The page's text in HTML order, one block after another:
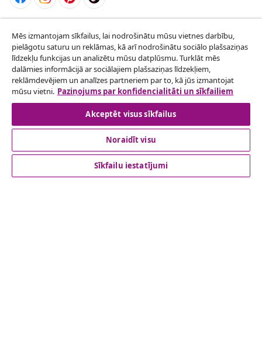
Atteikties no līguma
Iesniegt pieprasījumu par atteikšanos no
pasūtījuma.
Atteikties no līguma
klientu apkalpoanaš
Uzņēmējdarbība
Mēs izmantojam sīkfailus, lai nodrošinātu mūsu vietnes darbību,
pielāgotu saturu un reklāmas, kā arī nodrošinātu sociālo plašsaziņas
līdzekļu funkcijas un analizētu mūsu datplūsmu. Turklāt mēs
dalāmies informācijā ar sociālajiem plašsaziņas līdzekļiem,
reklāmdevējiem un analīzes partneriem par to, kā jūs izmantojat
mūsu vietni. Paziņojums par konfidencialitāti un sīkfailiem
Akceptēt visus sīkfailus
Noraidīt visu
Sīkfailu iestatījumi